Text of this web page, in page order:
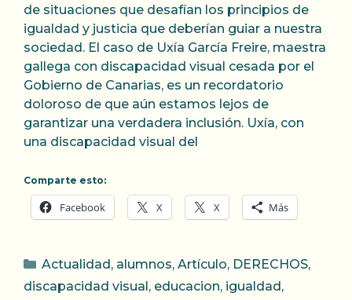
de situaciones que desafían los principios de
igualdad y justicia que deberían guiar a nuestra
sociedad. El caso de Uxía García Freire, maestra
gallega con discapacidad visual cesada por el
Gobierno de Canarias, es un recordatorio
doloroso de que aún estamos lejos de
garantizar una verdadera inclusión. Uxía, con
una discapacidad visual del
Comparte esto:
Facebook X X Más
Categorías
Actualidad , alumnos, Artículo, DERECHOS,
discapacidad visual , educacion, igualdad ,